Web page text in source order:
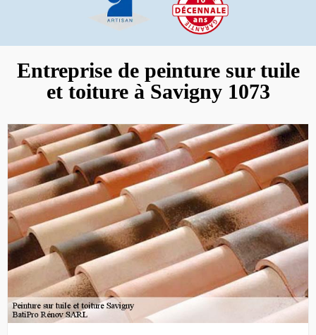
Entreprise de peinture sur tuile
et toiture à Savigny 1073